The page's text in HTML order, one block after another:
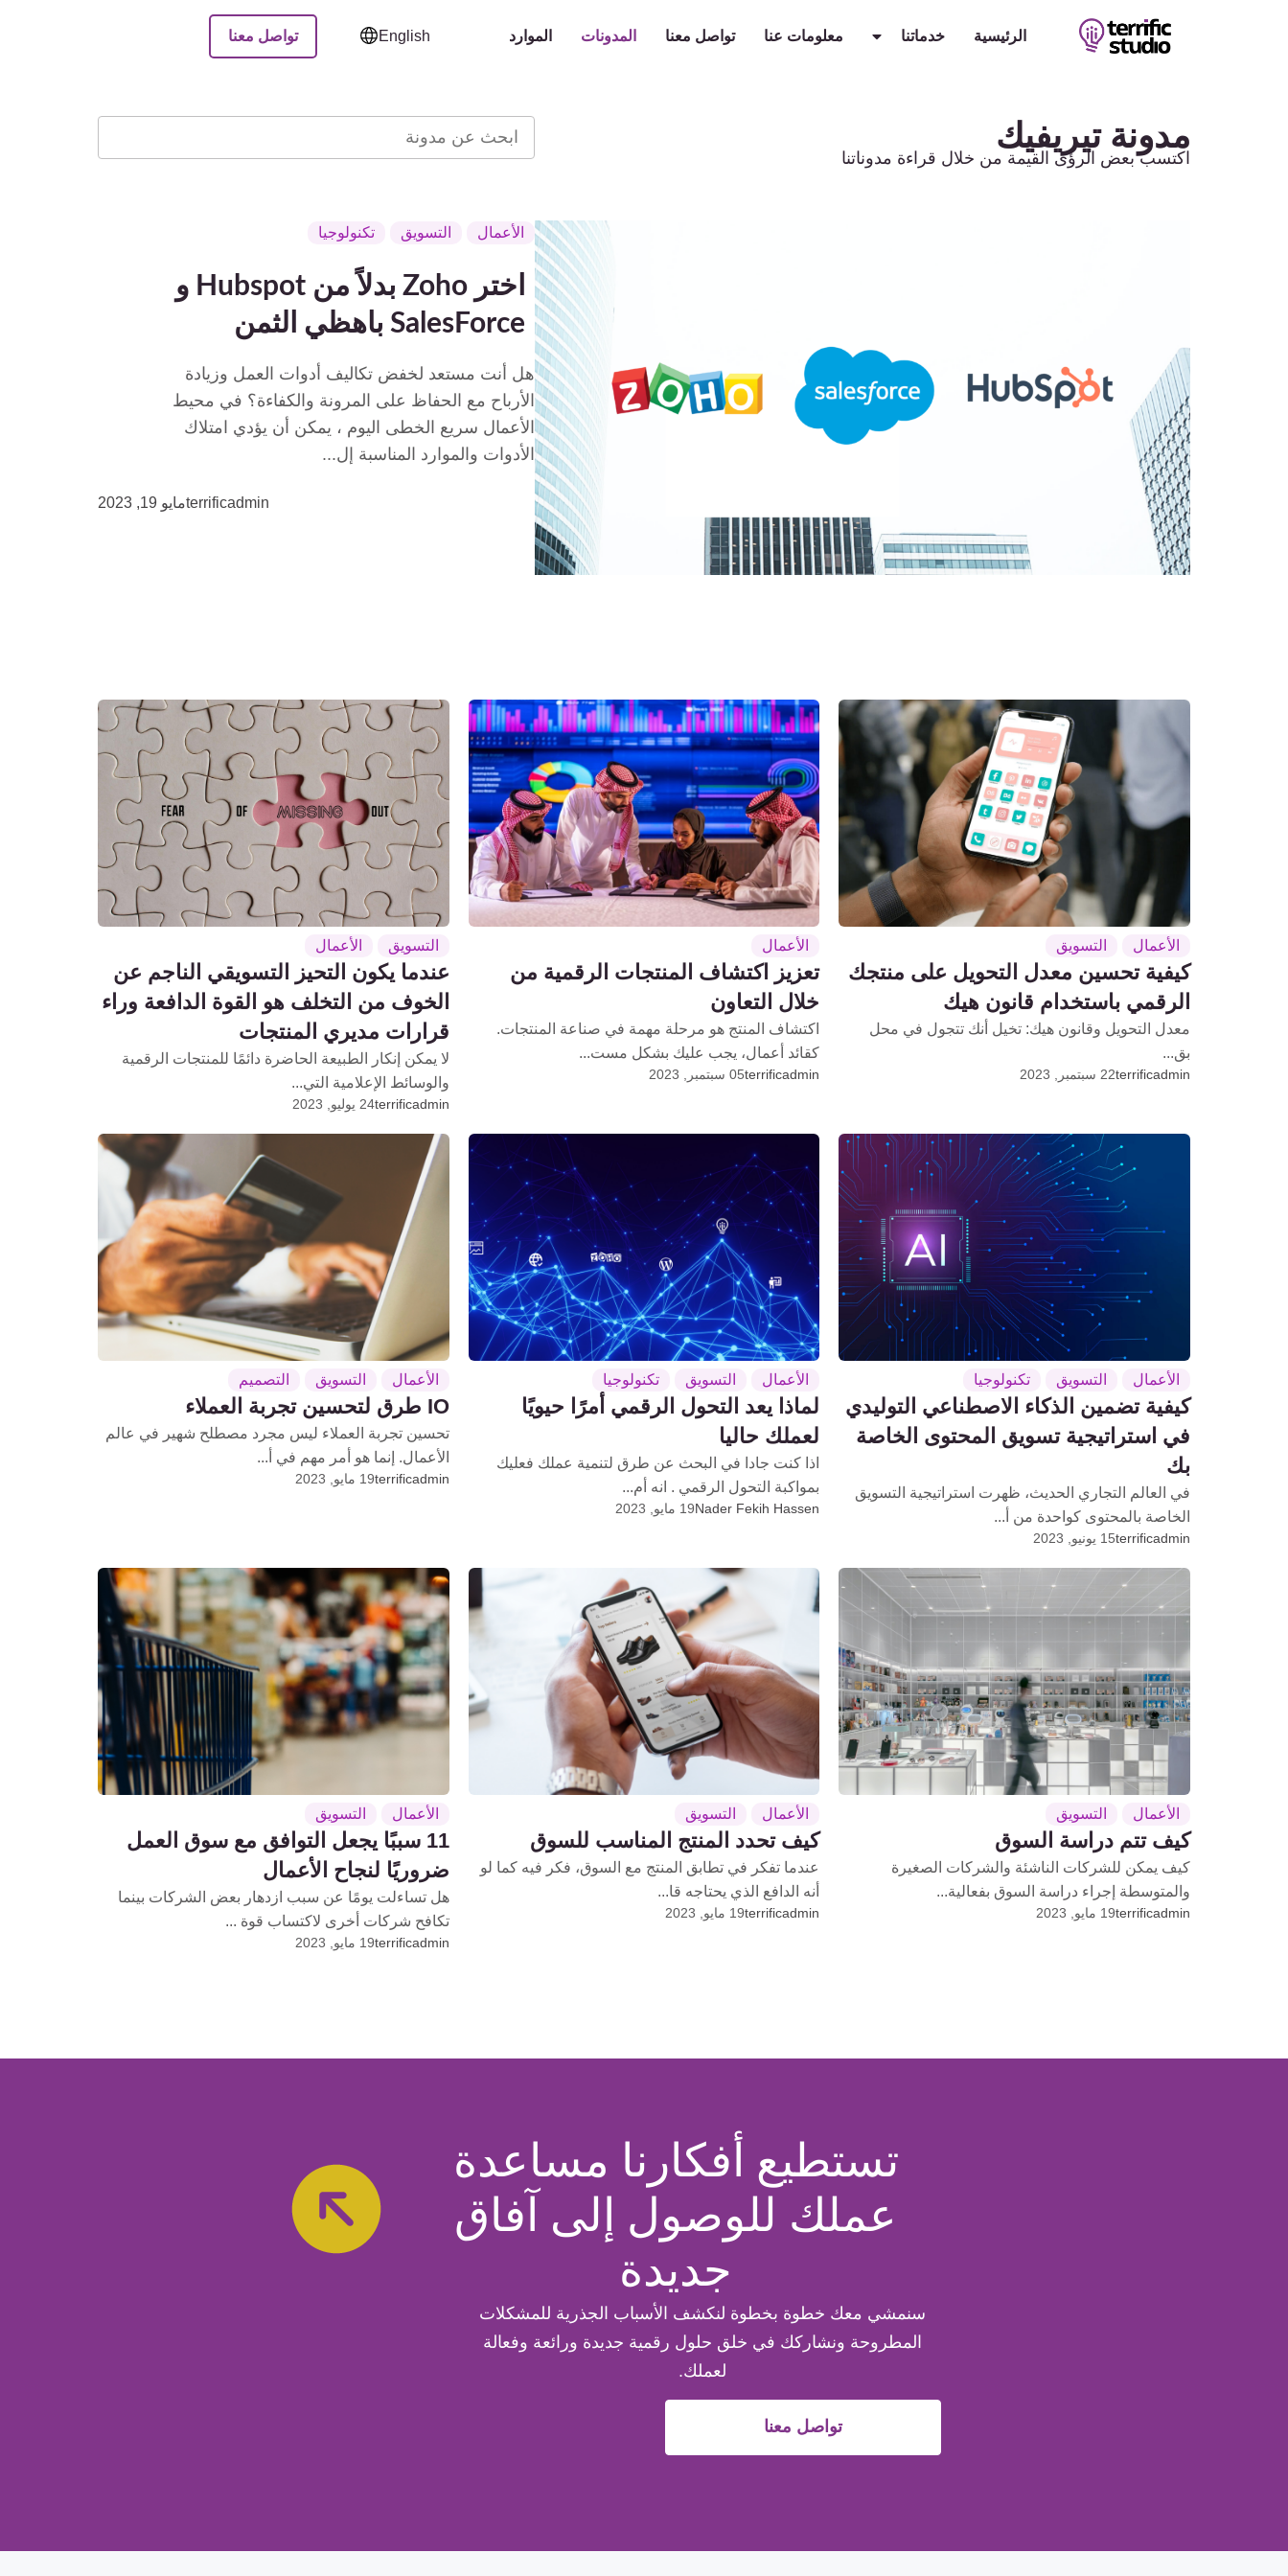
الرئيسية خدماتنا معلومات عنا تواصل معنا المدونات الموارد English تواصل معنا
مدونة تيريفيك
اكتسب بعض الرؤى القيمة من خلال قراءة مدوناتنا
الأعمال التسويق تكنولوجيا
اختر Zoho بدلاً من Hubspot و
SalesForce باهظي الثمن
هل أنت مستعد لخفض تكاليف أدوات العمل وزيادة
الأرباح مع الحفاظ على المرونة والكفاءة؟ في محيط
الأعمال سريع الخطى اليوم ، يمكن أن يؤدي امتلاك
الأدوات والموارد المناسبة إل...
terrificadminمايو 19, 2023
الأعمال التسويق
كيفية تحسين معدل التحويل على منتجك
الرقمي باستخدام قانون هيك
معدل التحويل وقانون هيك: تخيل أنك تتجول في محل
بق...
terrificadmin22 سبتمبر, 2023
الأعمال
تعزيز اكتشاف المنتجات الرقمية من
خلال التعاون
اكتشاف المنتج هو مرحلة مهمة في صناعة المنتجات.
كقائد أعمال، يجب عليك بشكل مست...
terrificadmin05 سبتمبر, 2023
التسويق الأعمال
عندما يكون التحيز التسويقي الناجم عن
الخوف من التخلف هو القوة الدافعة وراء
قرارات مديري المنتجات
لا يمكن إنكار الطبيعة الحاضرة دائمًا للمنتجات الرقمية
والوسائط الإعلامية التي...
terrificadmin24 يوليو, 2023
الأعمال التسويق تكنولوجيا
كيفية تضمين الذكاء الاصطناعي التوليدي
في استراتيجية تسويق المحتوى الخاصة
بك
في العالم التجاري الحديث، ظهرت استراتيجية التسويق
الخاصة بالمحتوى كواحدة من أ...
terrificadmin15 يونيو, 2023
الأعمال التسويق تكنولوجيا
لماذا يعد التحول الرقمي أمرًا حيويًا
لعملك حاليا
اذا كنت جادا في البحث عن طرق لتنمية عملك فعليك
بمواكبة التحول الرقمي . انه أم...
Nader Fekih Hassen19 مايو, 2023
الأعمال التسويق التصميم
IO طرق لتحسين تجربة العملاء
تحسين تجربة العملاء ليس مجرد مصطلح شهير في عالم
الأعمال. إنما هو أمر مهم في أ...
terrificadmin19 مايو, 2023
الأعمال التسويق
كيف تتم دراسة السوق
كيف يمكن للشركات الناشئة والشركات الصغيرة
والمتوسطة إجراء دراسة السوق بفعالية...
terrificadmin19 مايو, 2023
الأعمال التسويق
كيف تحدد المنتج المناسب للسوق
عندما تفكر في تطابق المنتج مع السوق، فكر فيه كما لو
أنه الدافع الذي يحتاجه قا...
terrificadmin19 مايو, 2023
الأعمال التسويق
11 سببًا يجعل التوافق مع سوق العمل
ضروريًا لنجاح الأعمال
هل تساءلت يومًا عن سبب ازدهار بعض الشركات بينما
تكافح شركات أخرى لاكتساب قوة ...
terrificadmin19 مايو, 2023
تستطيع أفكارنا مساعدة
عملك للوصول إلى آفاق
جديدة
سنمشي معك خطوة بخطوة لنكشف الأسباب الجذرية للمشكلات
المطروحة ونشاركك في خلق حلول رقمية جديدة ورائعة وفعالة
لعملك.
تواصل معنا